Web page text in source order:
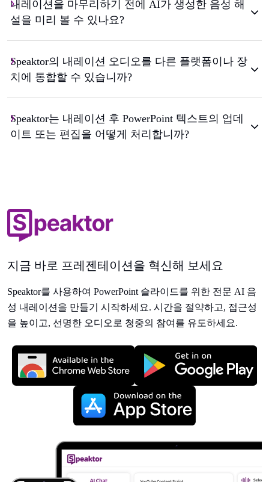
내레이션을 마무리하기 전에 AI가 생성한 음성 해
설을 미리 볼 수 있나요?
Speaktor의 내레이션 오디오를 다른 플랫폼이나 장
치에 통합할 수 있습니까?
Speaktor는 내레이션 후 PowerPoint 텍스트의 업데
이트 또는 편집을 어떻게 처리합니까?
지금 바로 프레젠테이션을 혁신해 보세요
Speaktor를 사용하여 PowerPoint 슬라이드를 위한 전문 AI 음
성 내레이션을 만들기 시작하세요. 시간을 절약하고, 접근성
을 높이고, 선명한 오디오로 청중의 참여를 유도하세요.